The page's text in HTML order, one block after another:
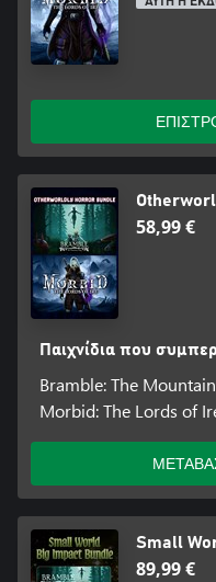
58,99 €
Παιχνίδια που
Bramble: The
Morbid: The Lords of
Small
89,99 €